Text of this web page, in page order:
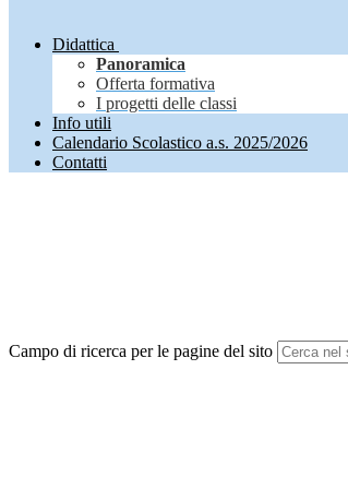
Didattica
Panoramica
Offerta formativa
I progetti delle classi
Info utili
Calendario Scolastico a.s. 2025/2026
Contatti
Campo di ricerca per le pagine del sito